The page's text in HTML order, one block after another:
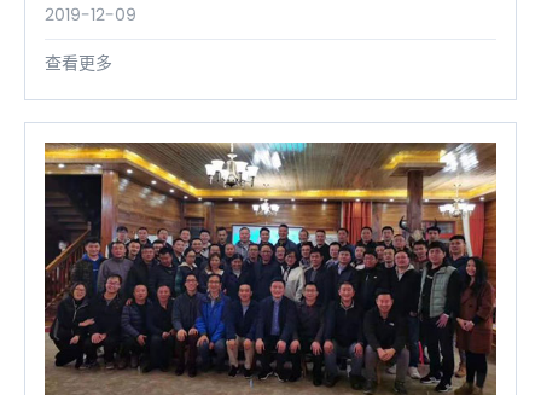
2019-12-09
查看更多